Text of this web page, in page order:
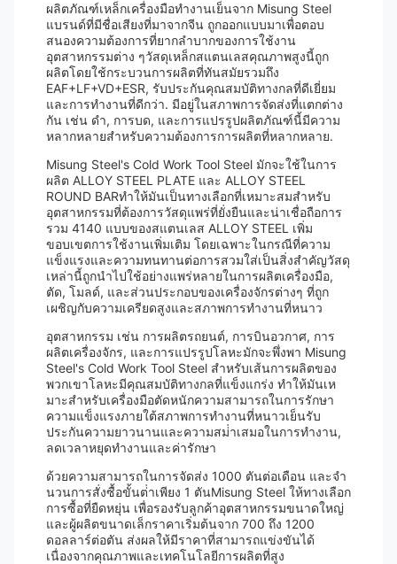
ผลิตภัณฑ์เหล็กเครื่องมือทํางานเย็นจาก Misung Steel
แบรนด์ที่มีชื่อเสียงที่มาจากจีน ถูกออกแบบมาเพื่อตอบ
สนองความต้องการที่ยากลําบากของการใช้งาน
อุตสาหกรรมต่าง ๆวัสดุเหล็กสแตนเลสคุณภาพสูงนี้ถูก
ผลิตโดยใช้กระบวนการผลิตที่ทันสมัยรวมถึง
EAF+LF+VD+ESR, รับประกันคุณสมบัติทางกลที่ดีเยี่ยม
และการทํางานที่ดีกว่า. มีอยู่ในสภาพการจัดส่งที่แตกต่าง
กัน เช่น ดํา, การบด, และการแปรรูปผลิตภัณฑ์นี้มีความ
หลากหลายสําหรับความต้องการการผลิตที่หลากหลาย.
Misung Steel's Cold Work Tool Steel มักจะใช้ในการ
ผลิต ALLOY STEEL PLATE และ ALLOY STEEL
ROUND BARทําให้มันเป็นทางเลือกที่เหมาะสมสําหรับ
อุตสาหกรรมที่ต้องการวัสดุแพร่ที่ยั่งยืนและน่าเชื่อถือการ
รวม 4140 แบบของสแตนเลส ALLOY STEEL เพิ่ม
ขอบเขตการใช้งานเพิ่มเติม โดยเฉพาะในกรณีที่ความ
แข็งแรงและความทนทานต่อการสวมใส่เป็นสิ่งสําคัญวัสดุ
เหล่านี้ถูกนําไปใช้อย่างแพร่หลายในการผลิตเครื่องมือ,
ตัด, โมลด์, และส่วนประกอบของเครื่องจักรต่างๆ ที่ถูก
เผชิญกับความเครียดสูงและสภาพการทํางานที่หนาว
อุตสาหกรรม เช่น การผลิตรถยนต์, การบินอวกาศ, การ
ผลิตเครื่องจักร, และการแปรรูปโลหะมักจะพึ่งพา Misung
Steel's Cold Work Tool Steel สําหรับเส้นการผลิตของ
พวกเขาโลหะมีคุณสมบัติทางกลที่แข็งแกร่ง ทําให้มันเห
มาะสําหรับเครื่องมือตัดหนักความสามารถในการรักษา
ความแข็งแรงภายใต้สภาพการทํางานที่หนาวเย็นรับ
ประกันความยาวนานและความสม่ําเสมอในการทํางาน,
ลดเวลาหยุดทํางานและค่ารักษา
ด้วยความสามารถในการจัดส่ง 1000 ตันต่อเดือน และจํา
นวนการสั่งซื้อขั้นต่ําเพียง 1 ตันMisung Steel ให้ทางเลือก
การซื้อที่ยืดหยุ่น เพื่อรองรับลูกค้าอุตสาหกรรมขนาดใหญ่
และผู้ผลิตขนาดเล็กราคาเริ่มต้นจาก 700 ถึง 1200
ดอลลาร์ต่อตัน ส่งผลให้มีราคาที่สามารถแข่งขันได้
เนื่องจากคุณภาพและเทคโนโลยีการผลิตที่สูง